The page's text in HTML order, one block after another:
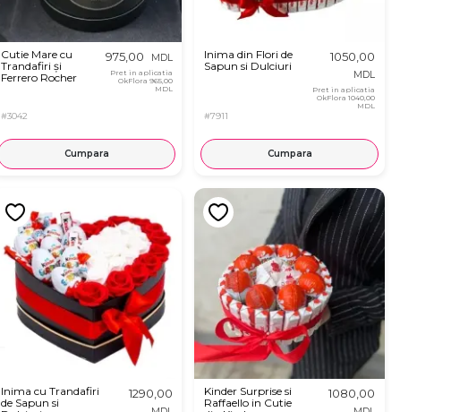
Cutie Mare cu
Trandafiri și
Ferrero Rocher
#3042
975,00 MDL
Pret in aplicatia
OkFlora 965,00
MDL
Cumpara
Inima din Flori de
Sapun si Dulciuri
#7911
1050,00
MDL
Pret in aplicatia
OkFlora1040,00
MDL
Cumpara
Inima cu Trandafiri
de Sapun si
1290,00
Kinder Surprise si
Raffaello in Cutie
1080,00